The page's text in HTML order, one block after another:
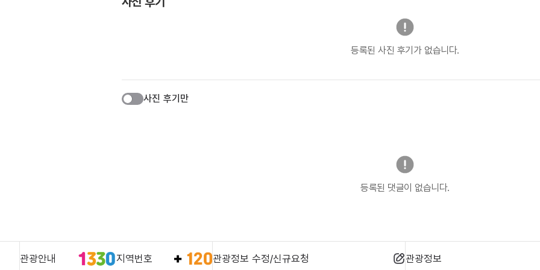
등록된 사진 후기가 없습니다.
사진 후기만
등록된 댓글이 없습니다.
관광안내 지역번호 관광정보 수정/신규요청 관광정보